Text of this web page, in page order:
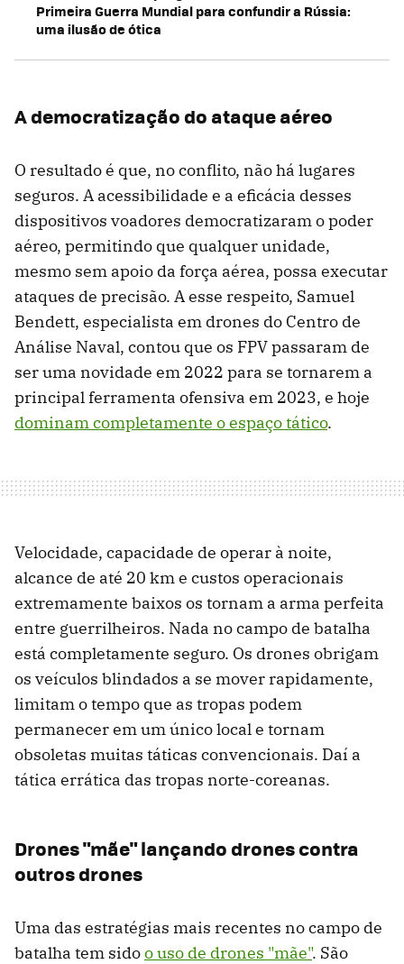
Primeira Guerra Mundial para confundir a Rússia:
uma ilusão de ótica
A democratização do ataque aéreo
O resultado é que, no conflito, não há lugares
seguros. A acessibilidade e a eficácia desses
dispositivos voadores democratizaram o poder
aéreo, permitindo que qualquer unidade,
mesmo sem apoio da força aérea, possa executar
ataques de precisão. A esse respeito, Samuel
Bendett, especialista em drones do Centro de
Análise Naval, contou que os FPV passaram de
ser uma novidade em 2022 para se tornarem a
principal ferramenta ofensiva em 2023, e hoje
dominam completamente o espaço tático.
Velocidade, capacidade de operar à noite,
alcance de até 20 km e custos operacionais
extremamente baixos os tornam a arma perfeita
entre guerrilheiros. Nada no campo de batalha
está completamente seguro. Os drones obrigam
os veículos blindados a se mover rapidamente,
limitam o tempo que as tropas podem
permanecer em um único local e tornam
obsoletas muitas táticas convencionais. Daí a
tática errática das tropas norte-coreanas.
Drones "mãe" lançando drones contra
outros drones
Uma das estratégias mais recentes no campo de
batalha tem sidoo uso de drones "mãe". São